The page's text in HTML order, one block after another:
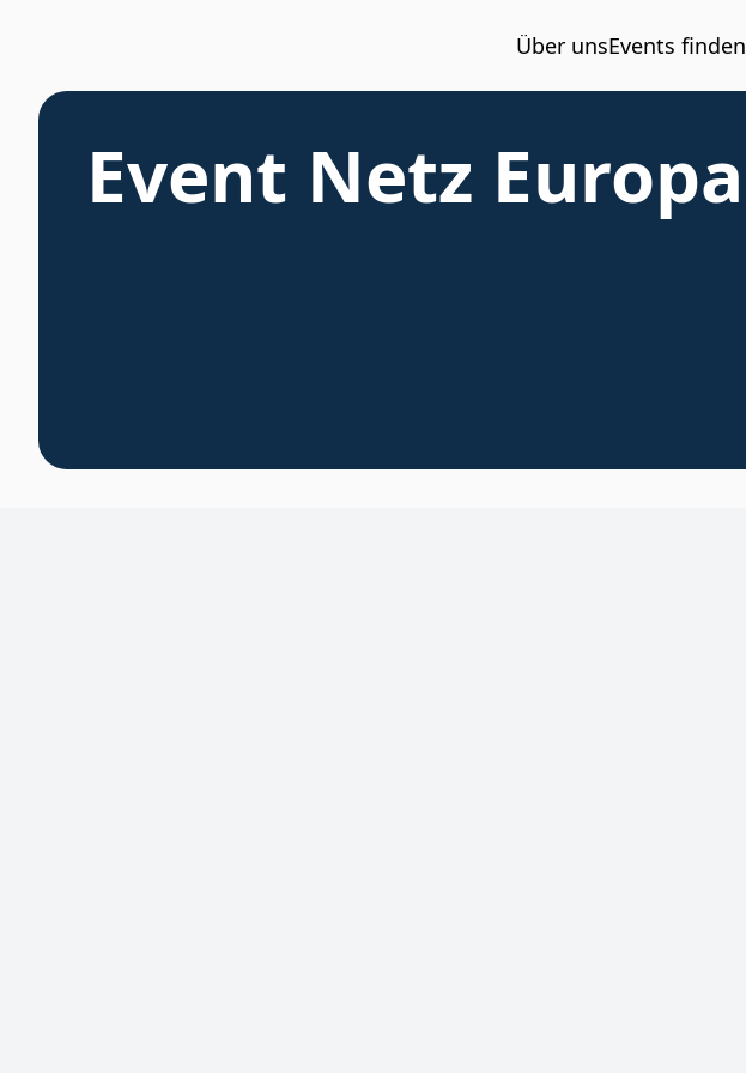
Über unsEvents finden
Event Netz Europa